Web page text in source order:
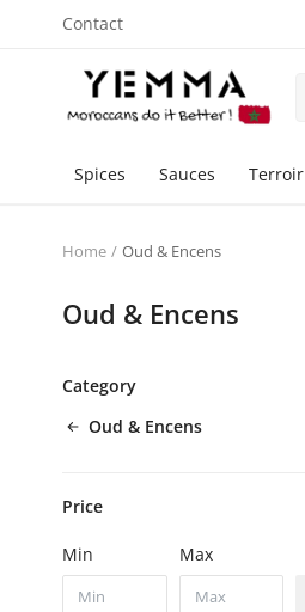
Contact
Spices Sauces Terroir
Home Oud & Encens
Oud & Encens
Category
Oud & Encens
Price
Min Max